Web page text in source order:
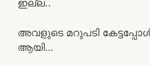
ഇല്ല..
അവളുടെ മറുപടി
ആയി…